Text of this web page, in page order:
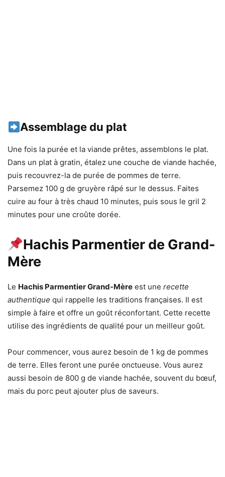
Assemblage du plat
Une fois la purée et la viande prêtes, assemblons le plat.
Dans un plat à gratin, étalez une couche de viande hachée,
puis recouvrez-la de purée de pommes de terre.
Parsemez 100 g de gruyère râpé sur le dessus. Faites
cuire au four à très chaud 10 minutes, puis sous le gril 2
minutes pour une croûte dorée.
Hachis Parmentier de Grand-
Mère
Le Hachis Parmentier Grand-Mère est une recette
authentique qui rappelle les traditions françaises. Il est
simple à faire et offre un goût réconfortant. Cette recette
utilise des ingrédients de qualité pour un meilleur goût.
Pour commencer, vous aurez besoin de 1 kg de pommes
de terre. Elles feront une purée onctueuse. Vous aurez
aussi besoin de 800 g de viande hachée, souvent du bœuf,
mais du porc peut ajouter plus de saveurs.